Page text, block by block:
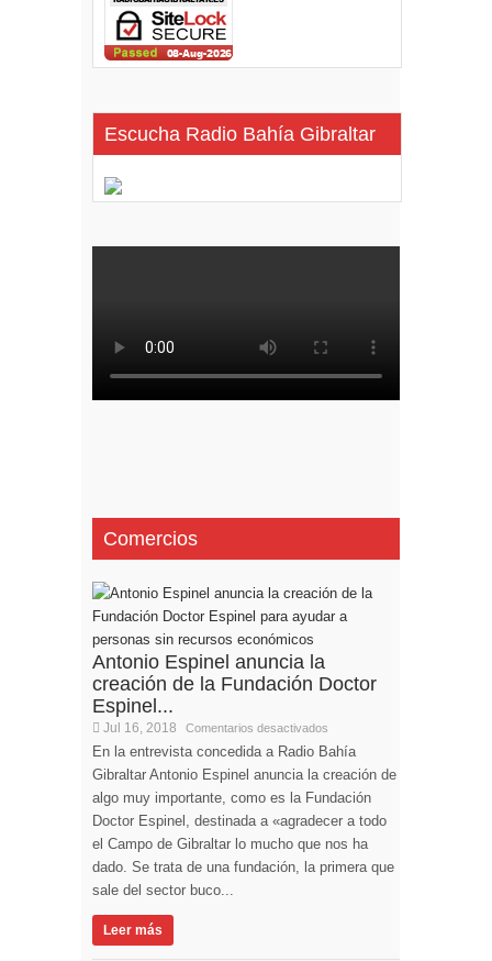
Escucha Radio Bahía Gibraltar
Comercios
Antonio Espinel anuncia la
creación de la Fundación Doctor
Espinel...
Jul 16, 2018 Comentarios desactivados
En la entrevista concedida a Radio Bahía
Gibraltar Antonio Espinel anuncia la creación de
algo muy importante, como es la Fundación
Doctor Espinel, destinada a «agradecer a todo
el Campo de Gibraltar lo mucho que nos ha
dado. Se trata de una fundación, la primera que
sale del sector buco...
Leer más